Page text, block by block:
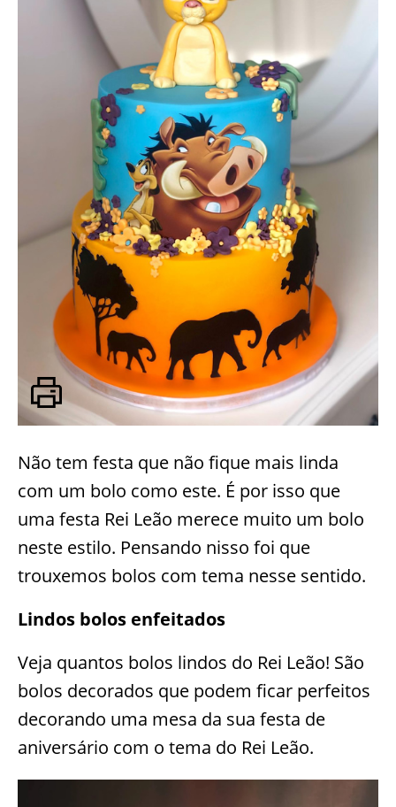
Não tem festa que não fique mais linda
com um bolo como este. É por isso que
uma festa Rei Leão merece muito um bolo
neste estilo. Pensando nisso foi que
trouxemos bolos com tema nesse sentido.
Lindos bolos enfeitados
Veja quantos bolos lindos do Rei Leão! São
bolos decorados que podem ficar perfeitos
decorando uma mesa da sua festa de
aniversário com o tema do Rei Leão.